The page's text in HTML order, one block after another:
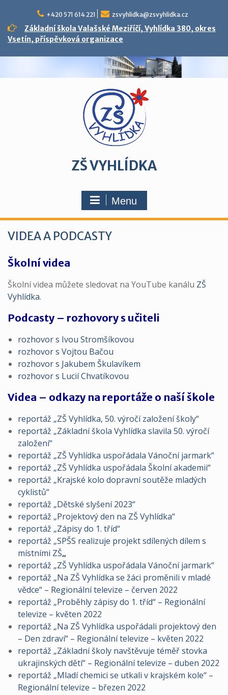
content
+420 571 614 221 zsvyhlidka@zsvyhlidka.cz
Základní škola Valašské Meziříčí, Vyhlídka 380, okres
Vsetín, příspěvková organizace
ZŠ VYHLÍDKA
Menu
VIDEA A PODCASTY
Školní videa
Školní videa můžete sledovat na YouTube kanálu ZŠ
Vyhlídka.
Podcasty – rozhovory s učiteli
rozhovor s Ivou Stromšíkovou
rozhovor s Vojtou Bačou
rozhovor s Jakubem Škulavíkem
rozhovor s Lucií Chvatíkovou
Videa – odkazy na reportáže o naší škole
reportáž „ZŠ Vyhlídka, 50. výročí založení školy“
reportáž „Základní škola Vyhlídka slavila 50. výročí
založení“
reportáž „ZŠ Vyhlídka uspořádala Vánoční jarmark“
reportáž „ZŠ Vyhlídka uspořádala Školní akademii“
reportáž „Krajské kolo dopravní soutěže mladých
cyklistů“
reportáž „Dětské slyšení 2023“
reportáž „Projektový den na ZŠ Vyhlídka“
reportáž „Zápisy do 1. tříd“
reportáž „SPŠS realizuje projekt sdílených dílem s
místními ZŠ„
reportáž „ZŠ Vyhlídka uspořádala Vánoční jarmark“
reportáž „Na ZŠ Vyhlídka se žáci proměnili v mladé
vědce“ – Regionální televize – červen 2022
reportáž „Proběhly zápisy do 1. tříd“ – Regionální
televize – květen 2022
reportáž „Na ZŠ Vyhlídka uspořádali projektový den
– Den zdraví“ – Regionální televize – květen 2022
reportáž „Základní školy navštěvuje téměř stovka
ukrajinských dětí“ – Regionální televize – duben 2022
reportáž „Mladí chemici se utkali v krajském kole“ –
Regionální televize – březen 2022